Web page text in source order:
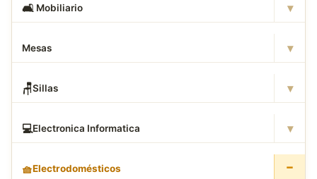
🛋 ️ Mobiliario ▾
Mesas ▾
🪑Sillas ▾
💻Electronica Informatica ▾
🧺Electrodomésticos −